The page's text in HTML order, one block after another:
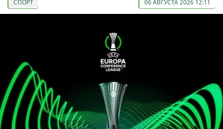
СПОРТ 06 АВГУСТА 2026 12:11